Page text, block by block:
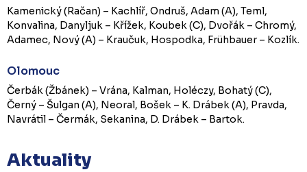
Kamenický (Račan) – Kachlíř, Ondruš, Adam (A), Teml,
Konvalina, Danyljuk – Křížek, Koubek (C), Dvořák – Chromý,
Adamec, Nový (A) – Kraučuk, Hospodka, Frühbauer – Kozlík.
Olomouc
Čerbák (Žbánek) – Vrána, Kalman, Holéczy, Bohatý (C),
Černý – Šulgan (A), Neoral, Bošek – K. Drábek (A), Pravda,
Navrátil – Čermák, Sekanina, D. Drábek – Bartok.
Aktuality